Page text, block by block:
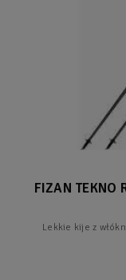
FIZAN TEKNO
Lekkie kije z